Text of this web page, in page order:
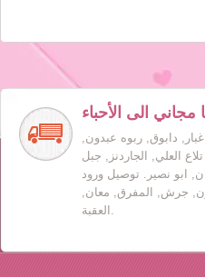
الى الأحباء
دابوق, ربوه عبدون,
العلي, الجاردنز, جبل
ابو نصير. توصيل ورود
جرش, المفرق, معان,
العقبة.